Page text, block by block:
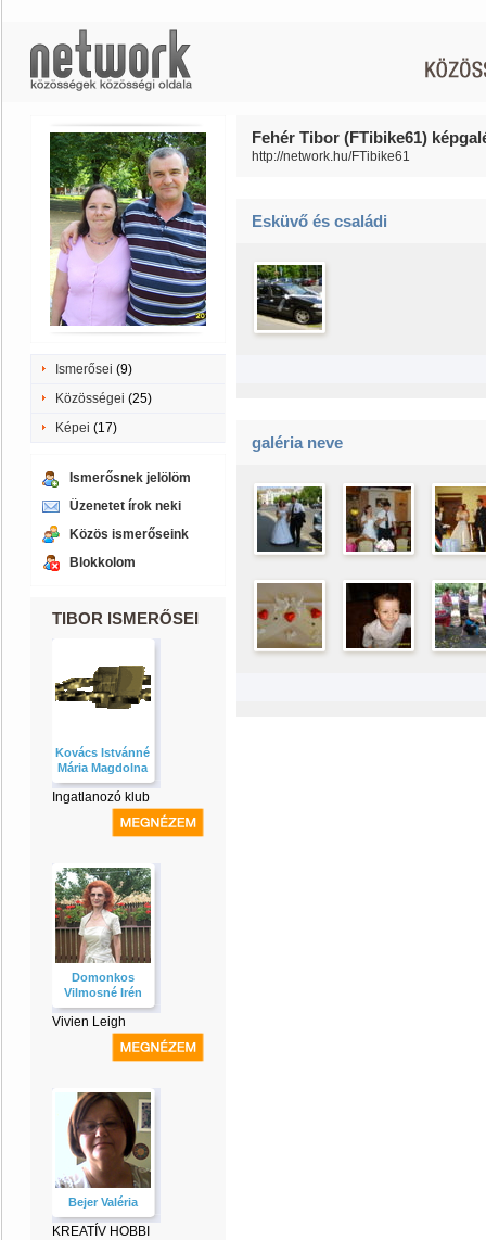
Ismerősei (9)
Közösségei (25)
Képei (17)
Ismerősnek jelölöm
Üzenetet írok neki
Közös ismerőseink
Blokkolom
TIBOR ISMERŐSEI
Kovács Istvánné
Mária Magdolna
Ingatlanozó klub
Domonkos
Vilmosné Irén
Vivien Leigh
Bejer Valéria
KREATÍV HOBBI
Fehér Tibor (FTibike61)
http://network.hu/FTibike61
Esküvő és családi
galéria neve